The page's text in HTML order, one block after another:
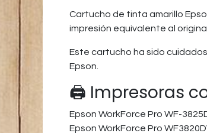
Cartucho de tinta amarillo
impresión equivalente al
Este cartucho ha sido
Epson.
🖨️ Impresoras
Epson WorkForce Pro WF-
Epson WorkForce Pro